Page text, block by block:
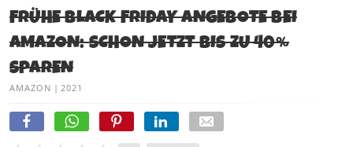
FRÜHE BLACK FRIDAY ANGEBOTE BEI
AMAZON: SCHON JETZT BIS ZU 40%
SPAREN
AMAZON | 2021